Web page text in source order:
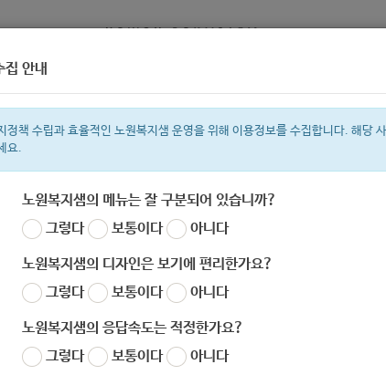
복지서비스 신청 복지
지원금 복지관 이용시설 ìº 성민복지관
집 안내
정책 수립과 효율적인 노원복지샘 운영을 위해 이용정보를 수집합니다. 해당
요.
노원복지샘의 메뉴는 잘 구분되어 있습니까?
그렇다
보통이다 아니다
노원복지샘의 디자인은 보기에 편리한가요?
그렇다
보통이다 아니다
노원복지샘의 응답속도는 적정한가요?
그렇다
보통이다 아니다
부] 2020 통일로가요 - 창작 대중음악 공